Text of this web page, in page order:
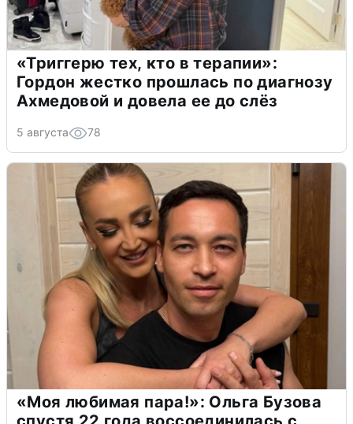
«Триггерю тех, кто в терапии»:
Гордон жестко прошлась по диагнозу
Ахмедовой и довела ее до слёз
5 августа 78
«Моя любимая пара!»: Ольга Бузова